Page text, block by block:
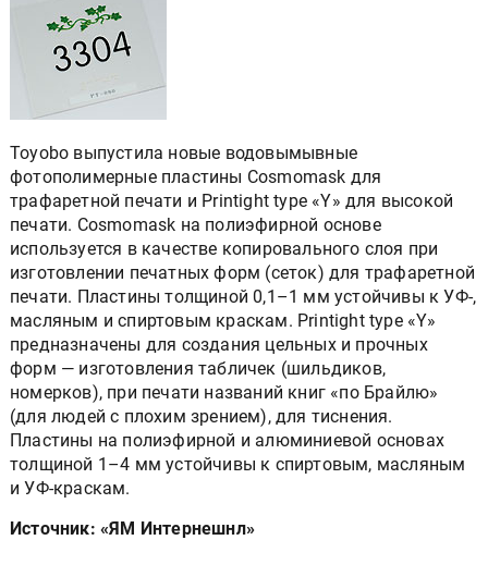
Toyobo выпустила новые водовымывные
фотополимерные пластины Cosmomask для
трафаретной печати и Printight type «Y» для высокой
печати. Cosmomask на полиэфирной основе
используется в качестве копировального слоя при
изготовлении печатных форм (сеток) для трафаретной
печати. Пластины толщиной 0,1–1 мм устойчивы к УФ-,
масляным и спиртовым краскам. Printight type «Y»
предназначены для создания цельных и прочных
форм — изготовления табличек (шильдиков,
номерков), при печати названий книг «по Брайлю»
(для людей с плохим зрением), для тиснения.
Пластины на полиэфирной и алюминиевой основах
толщиной 1–4 мм устойчивы к спиртовым, масляным
и УФ-краскам.
Источник: «ЯМ Интернешнл»